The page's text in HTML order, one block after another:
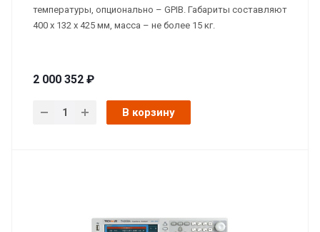
температуры, опционально – GPIB. Габариты составляют
400 x 132 x 425 мм, масса – не более 15 кг.
2 000 352 ₽
В корзину